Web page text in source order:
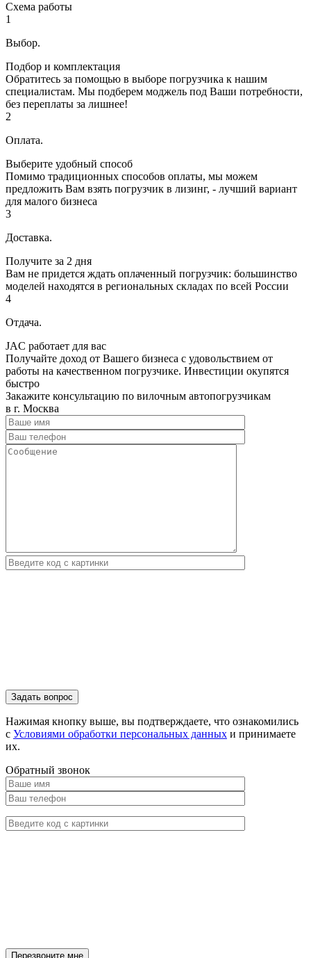
Схема работы
1
Выбор.
Подбор и комплектация
Обратитесь за помощью в выборе погрузчика к нашим
специалистам. Мы подберем моджель под Ваши потребности,
без переплаты за лишнее!
2
Оплата.
Выберите удобный способ
Помимо традиционных способов оплаты, мы можем
предложить Вам взять погрузчик в лизинг, - лучший вариант
для малого бизнеса
3
Доставка.
Получите за 2 дня
Вам не придется ждать оплаченный погрузчик: большинство
моделей находятся в региональных складах по всей России
4
Отдача.
JAC работает для вас
Получайте доход от Вашего бизнеса с удовольствием от
работы на качественном погрузчике. Инвестиции окупятся
быстро
Закажите консультацию по вилочным автопогрузчикам
в г. Москва
Нажимая кнопку выше, вы подтверждаете, что ознакомились
с Условиями обработки персональных данных и принимаете
их.
Обратный звонок